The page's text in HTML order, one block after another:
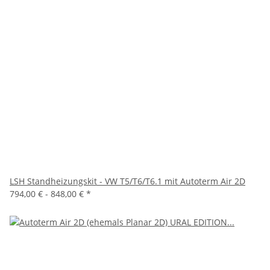
LSH Standheizungskit - VW T5/T6/T6.1 mit Autoterm Air 2D
794,00 € - 848,00 € *